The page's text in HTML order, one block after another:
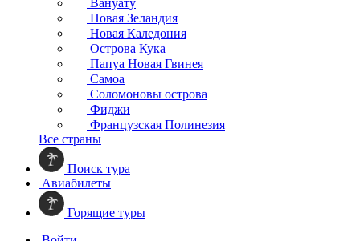
Вануату
Новая Зеландия
Новая Каледония
Острова Кука
Папуа Новая Гвинея
Самоа
Соломоновы острова
Фиджи
Французская Полинезия
Все страны
Поиск тура
Авиабилеты
Горящие туры